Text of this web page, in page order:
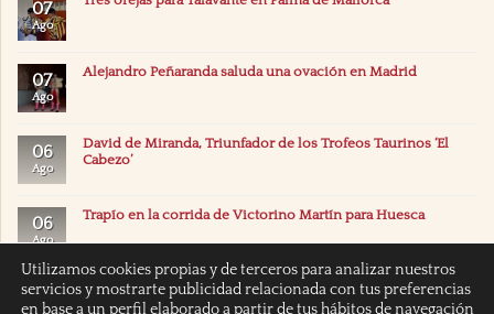
07
Ago
07
Ago
Alejandro Peñaranda saluda una ovación en Madrid
06
Ago
David de Miranda, Triunfador de los Trofeos Taurinos ‘El
Cabezo’
06
Ago
Trapío en la corrida de Victorino Martín para Huesca
Utilizamos cookies propias y de terceros para analizar nuestros
servicios y mostrarte publicidad relacionada con tus preferencias
en base a un perfil elaborado a partir de tus hábitos de navegación